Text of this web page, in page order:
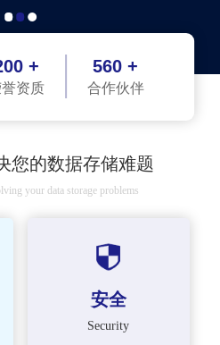
+
资质
560 +
合作伙伴
您的数据存储难题
your data storage problems
安全
Security